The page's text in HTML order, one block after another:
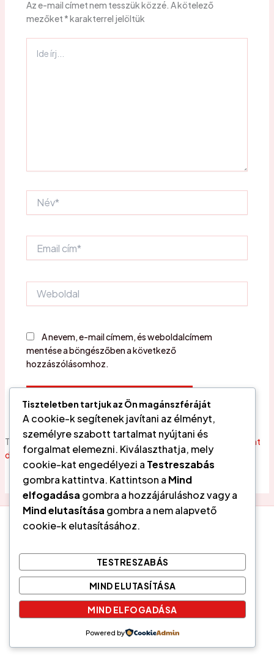
Az e-mail címet nem tesszük közzé. A kötelező
mezőket *karakterrel jelöltük
írj...
cím*
A nevem, e-mail címem, és weboldalcímem
mentése a böngészőben a következő
hozzászólásomhoz.
This site uses Akismet to reduce spam. Learn how your comment
data is processed.
Adatvédelmi tájékoztató
Általános Szerződési Feltételek
Felhasználási feltételek
Minden jog fenntartva. © 2026 Veres Edit
Tiszteletben tartjuk az Ön magánszféráját
A cookie-k segítenek javítani az élményt,
személyre szabott tartalmat nyújtani és
forgalmat elemezni. Kiválaszthatja, mely
cookie-kat engedélyezi a Testreszabás
gombra kattintva. Kattintson a Mind
elfogadása gombra a hozzájáruláshoz vagy a
Mind elutasítása gombra a nem alapvető
cookie-k elutasításához.
TESTRESZABÁS
MIND ELUTASÍTÁSA
MIND ELFOGADÁSA
Powered by